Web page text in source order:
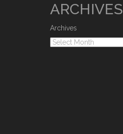
ARCHIVES
Archives